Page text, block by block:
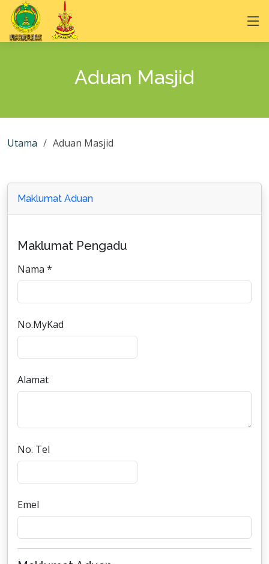
Aduan Masjid
Utama Aduan Masjid
Maklumat Aduan
Maklumat Pengadu
Nama *
No.MyKad
Alamat
No. Tel
Emel